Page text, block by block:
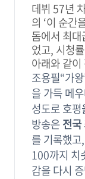
데뷔 57년
의 ‘이 순간
돔에서 최
었고, 시청
아래와 같
조용필“가
을 가득 메
성도로 호
방송은전
를 기록했
100까지 치
감을 다시